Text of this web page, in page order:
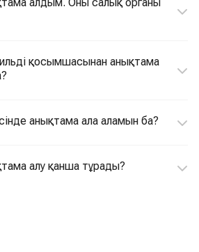
қосымшасынан анықтама
анықтама ала аламын ба?
алу қанша тұрады?